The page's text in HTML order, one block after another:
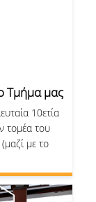
Τμήμα μας
10ετία
τομέα του
με το